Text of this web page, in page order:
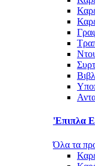
'Επιπλα
Όλα τα